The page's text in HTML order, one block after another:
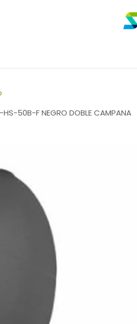
HS-50B-F NEGRO DOBLE CAMPANA